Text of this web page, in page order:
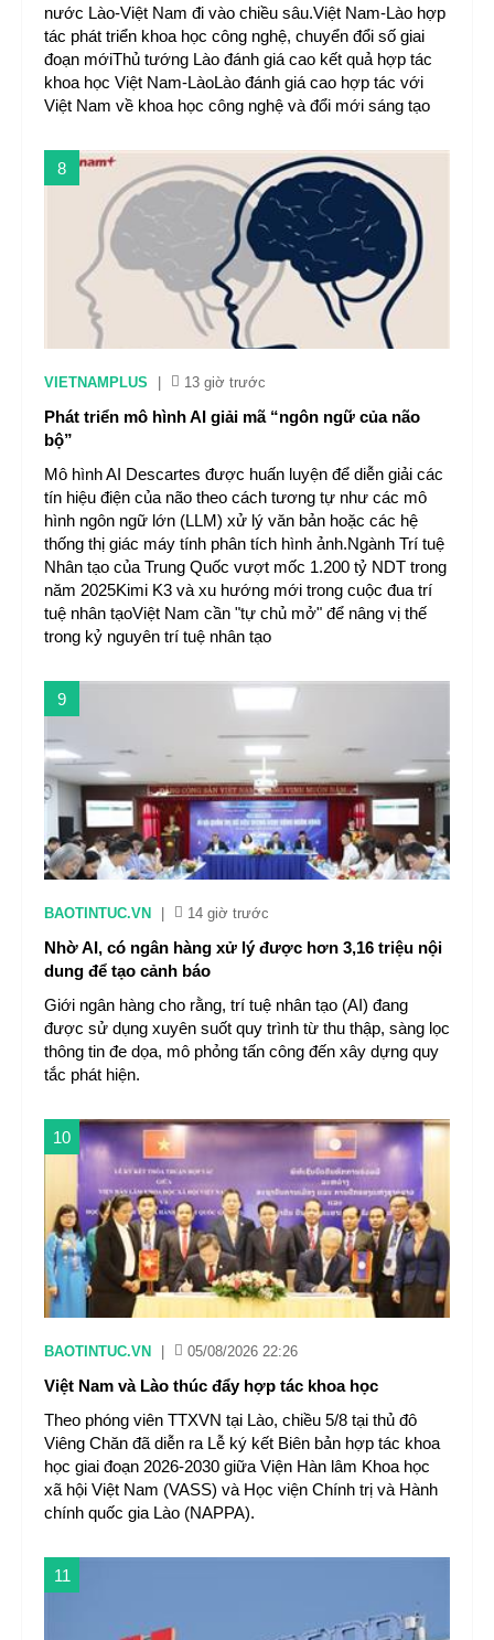
nước Lào-Việt Nam đi vào chiều sâu.Việt Nam-Lào hợp
tác phát triển khoa học công nghệ, chuyển đổi số giai
đoạn mớiThủ tướng Lào đánh giá cao kết quả hợp tác
khoa học Việt Nam-LàoLào đánh giá cao hợp tác với
Việt Nam về khoa học công nghệ và đổi mới sáng tạo
8
VIETNAMPLUS 13 giờ trước
Phát triển mô hình AI giải mã “ngôn ngữ của não
bộ”
Mô hình AI Descartes được huấn luyện để diễn giải các
tín hiệu điện của não theo cách tương tự như các mô
hình ngôn ngữ lớn (LLM) xử lý văn bản hoặc các hệ
thống thị giác máy tính phân tích hình ảnh.Ngành Trí tuệ
Nhân tạo của Trung Quốc vượt mốc 1.200 tỷ NDT trong
năm 2025Kimi K3 và xu hướng mới trong cuộc đua trí
tuệ nhân tạoViệt Nam cần "tự chủ mở" để nâng vị thế
trong kỷ nguyên trí tuệ nhân tạo
9
BAOTINTUC.VN 14 giờ trước
Nhờ AI, có ngân hàng xử lý được hơn 3,16 triệu nội
dung để tạo cảnh báo
Giới ngân hàng cho rằng, trí tuệ nhân tạo (AI) đang
được sử dụng xuyên suốt quy trình từ thu thập, sàng lọc
thông tin đe dọa, mô phỏng tấn công đến xây dựng quy
tắc phát hiện.
10
BAOTINTUC.VN 05/08/2026 22:26
Việt Nam và Lào thúc đẩy hợp tác khoa học
Theo phóng viên TTXVN tại Lào, chiều 5/8 tại thủ đô
Viêng Chăn đã diễn ra Lễ ký kết Biên bản hợp tác khoa
học giai đoạn 2026-2030 giữa Viện Hàn lâm Khoa học
xã hội Việt Nam (VASS) và Học viện Chính trị và Hành
chính quốc gia Lào (NAPPA).
11